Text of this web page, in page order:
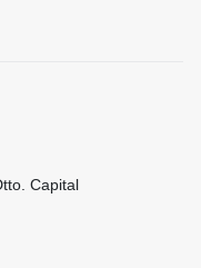
Capital